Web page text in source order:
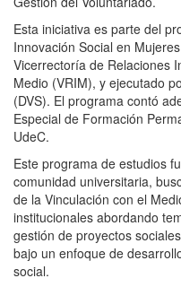
Esta iniciativa es parte del
Innovación Social en
Vicerrectoría de Relaciones
Medio (VRIM), y ejecutado
(DVS). El programa contó
Especial de Formación
UdeC.
Este programa de estudios
comunidad universitaria,
de la Vinculación con el
institucionales abordando
gestión de proyectos
bajo un enfoque de
social.